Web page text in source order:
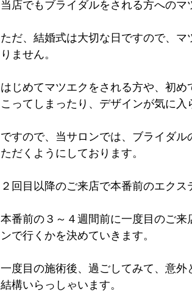
当店でもブライダルをされる方へのマ
ただ、結婚式は大切な日ですので、
りません。
はじめてマツエクをされる方や、初
こってしまったり、デザインが気に
ですので、当サロンでは、ブライダ
ただくようにしております。
２回目以降のご来店で本番前のエクス
本番前の３～４週間前に一度目のご
ンで行くかを決めていきます。
一度目の施術後、過ごしてみて、意
結構いらっしゃいます。